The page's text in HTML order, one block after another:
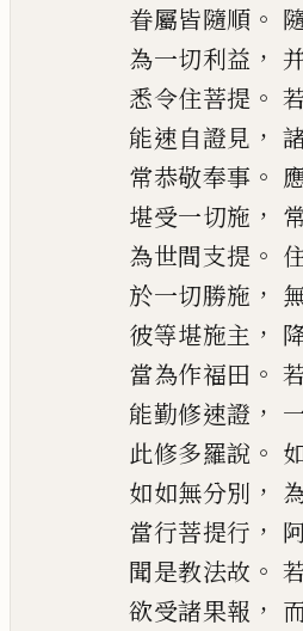
眷屬皆隨順 。
為一切利益 ，
悉令住菩提 。
能速自證見 ，
常恭敬奉事 。
堪受一切施 ，
為世間支提 。
於一切勝施 ，
彼等堪施主 ，
當為作福田 。
能勤修速證 ，
此修多羅說 。
如如無分別 ，
當行菩提行 ，
聞是教法故 。
欲受諸果報 ，